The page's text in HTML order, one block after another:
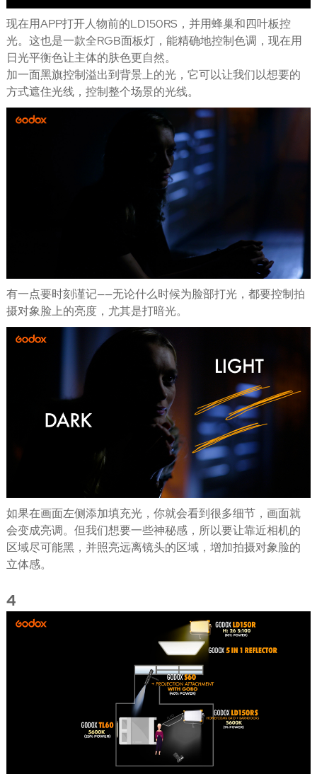
现在用APP打开人物前的LD150RS，并用蜂巢和四叶板控
光。这也是一款全RGB面板灯，能精确地控制色调，现在用
日光平衡色让主体的肤色更自然。
加一面黑旗控制溢出到背景上的光，它可以让我们以想要的
方式遮住光线，控制整个场景的光线。
有一点要时刻谨记——无论什么时候为脸部打光，都要控制拍
摄对象脸上的亮度，尤其是打暗光。
如果在画面左侧添加填充光，你就会看到很多细节，画面就
会变成亮调。但我们想要一些神秘感，所以要让靠近相机的
区域尽可能黑，并照亮远离镜头的区域，增加拍摄对象脸的
立体感。
4